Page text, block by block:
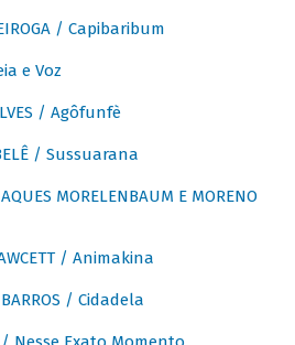
/ Capibaribum
e Voz
/ Agôfunfè
/ Sussuarana
MORELENBAUM E MORENO
/ Animakina
/ Cidadela